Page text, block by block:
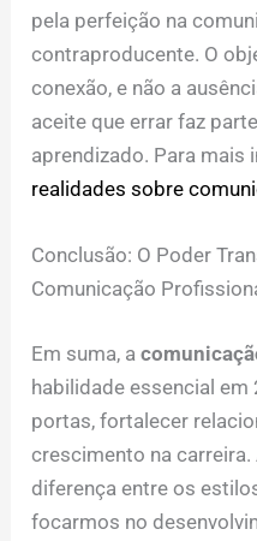
pela perfeição na
contraproducente. O
conexão, e não a
aceite que errar faz
aprendizado. Para mais
realidades sobre
Conclusão: O Poder
Comunicação
Em suma, a
habilidade essencial em
portas, fortalecer
crescimento na
diferença entre os
focarmos no